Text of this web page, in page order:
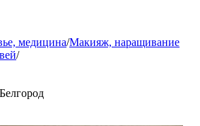
медицина/Макияж, наращивание
/